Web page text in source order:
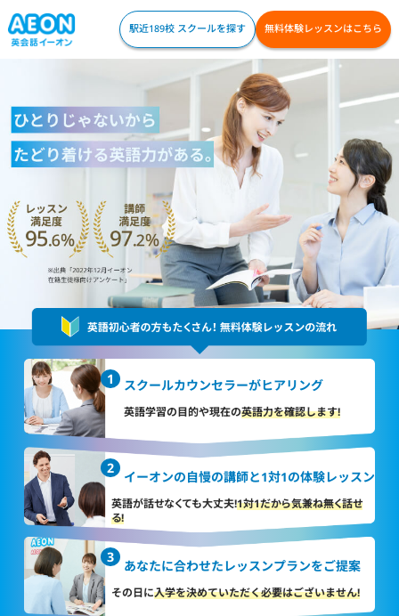
駅近189校 スクールを探す 無料体験レッスンはこちら
スクールカウンセラーがヒアリング
英語学習の目的や現在の英語力を確認します!
イーオンの自慢の講師と1対1の体験レッスン
英語が話せなくても大丈夫!1対1だから気兼ね無く話せ
る!
あなたに合わせたレッスンプランをご提案
その日に入学を決めていただく必要はございません!